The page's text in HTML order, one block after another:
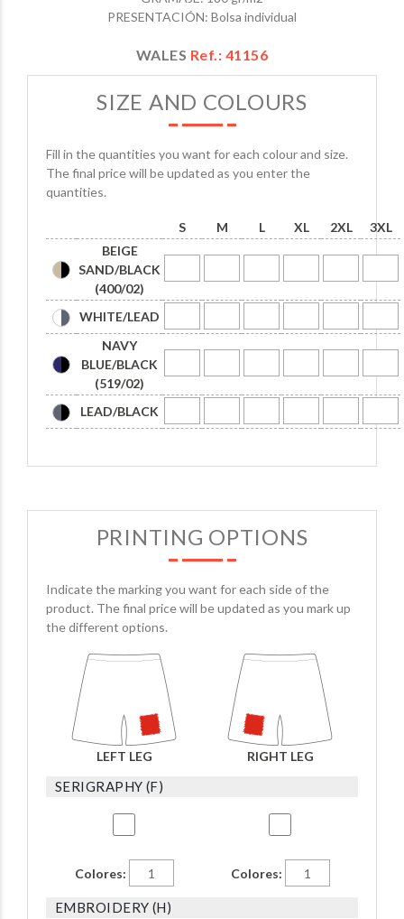
PRESENTACIÓN: Bolsa individual
WALES Ref.: 41156
SIZE AND COLOURS
Fill in the quantities you want for each colour and size.
The final price will be updated as you enter the
quantities.
S M L XL 2XL
3XL
BEIGE
SAND/BLACK
(400/02)
WHITE/LEAD
NAVY
BLUE/BLACK
(519/02)
LEAD/BLACK
PRINTING OPTIONS
Indicate the marking you want for each side of the
product. The final price will be updated as you mark up
the different options.
LEFT LEG RIGHT LEG
SERIGRAPHY (F)
Colores: Colores:
EMBROIDERY (H)